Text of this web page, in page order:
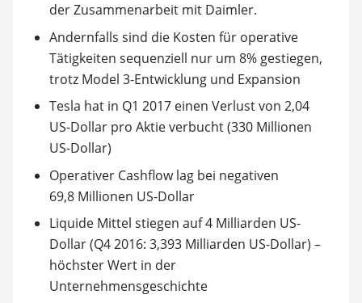
der Zusammenarbeit mit Daimler.
Andernfalls sind die Kosten für operative
Tätigkeiten sequenziell nur um 8% gestiegen,
trotz Model 3-Entwicklung und Expansion
Tesla hat in Q1 2017 einen Verlust von 2,04
US-Dollar pro Aktie verbucht (330 Millionen
US-Dollar)
Operativer Cashflow lag bei negativen
69,8 Millionen US-Dollar
Liquide Mittel stiegen auf 4 Milliarden US-
Dollar (Q4 2016: 3,393 Milliarden US-Dollar) –
höchster Wert in der
Unternehmensgeschichte